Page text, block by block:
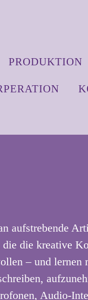
PRODUKTION
aufstrebende
die die kreative
– und lernen
Audio-